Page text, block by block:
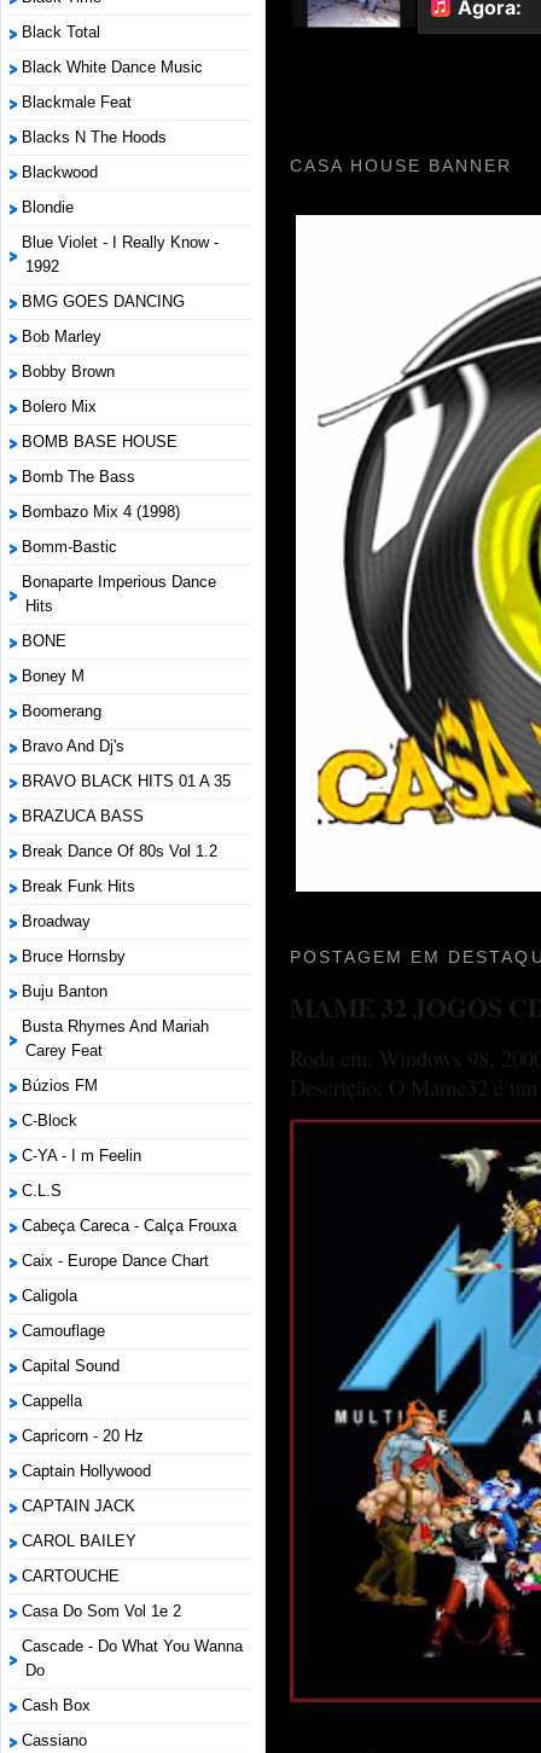
Black Total
Black White Dance Music
Blackmale Feat
Blacks N The Hoods
Blackwood
Blondie
Blue Violet - I Really Know -
1992
BMG GOES DANCING
Bob Marley
Bobby Brown
Bolero Mix
BOMB BASE HOUSE
Bomb The Bass
Bombazo Mix 4 (1998)
Bomm-Bastic
Bonaparte Imperious Dance
Hits
BONE
Boney M
Boomerang
Bravo And Dj's
BRAVO BLACK HITS 01 A 35
BRAZUCA BASS
Break Dance Of 80s Vol 1.2
Break Funk Hits
Broadway
Bruce Hornsby
Buju Banton
Busta Rhymes And Mariah
Carey Feat
Búzios FM
C-Block
C-YA - I m Feelin
C.L.S
Cabeça Careca - Calça Frouxa
Caix - Europe Dance Chart
Caligola
Camouflage
Capital Sound
Cappella
Capricorn - 20 Hz
Captain Hollywood
CAPTAIN JACK
CAROL BAILEY
CARTOUCHE
Casa Do Som Vol 1e 2
Cascade - Do What You Wanna
Do
Cash Box
Cassiano
CASA HOUSE BANNER
POSTAGEM EM
MAME 32 JOGOS
Roda em: Windows 98,
Descrição: O Mame32 é